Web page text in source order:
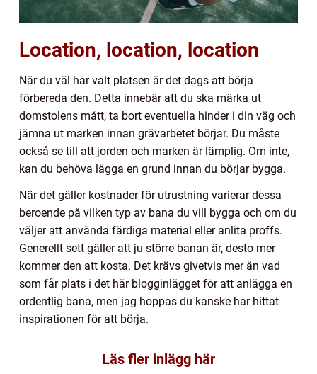
Location, location, location
När du väl har valt platsen är det dags att börja
förbereda den. Detta innebär att du ska märka ut
domstolens mått, ta bort eventuella hinder i din väg och
jämna ut marken innan grävarbetet börjar. Du måste
också se till att jorden och marken är lämplig. Om inte,
kan du behöva lägga en grund innan du börjar bygga.
När det gäller kostnader för utrustning varierar dessa
beroende på vilken typ av bana du vill bygga och om du
väljer att använda färdiga material eller anlita proffs.
Generellt sett gäller att ju större banan är, desto mer
kommer den att kosta. Det krävs givetvis mer än vad
som får plats i det här blogginlägget för att anlägga en
ordentlig bana, men jag hoppas du kanske har hittat
inspirationen för att börja.
Läs fler inlägg här